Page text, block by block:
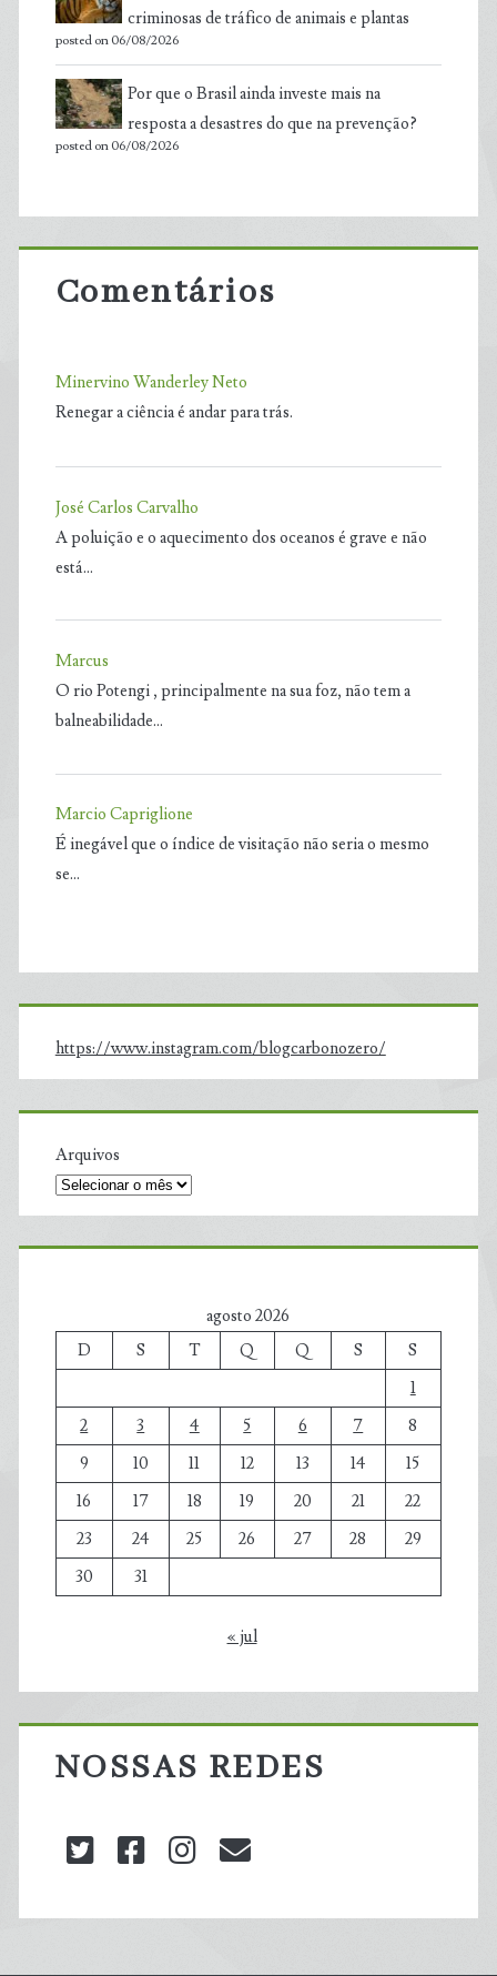
criminosas de tráfico de animais e plantas
posted on 06/08/2026
Por que o Brasil ainda investe mais na
resposta a desastres do que na prevenção?
posted on 06/08/2026
Comentários
Minervino Wanderley Neto
Renegar a ciência é andar para trás.
José Carlos Carvalho
A poluição e o aquecimento dos oceanos é grave e não
está…
Marcus
O rio Potengi , principalmente na sua foz, não tem a
balneabilidade…
Marcio Capriglione
É inegável que o índice de visitação não seria o mesmo
se…
https://www.instagram.com/blogcarbonozero/
Arquivos
agosto 2026
D
S T Q Q S
S
1
2
3 4 5 6 7
8
9
10 11 12 13 14
15
16
17 18 19 20 21
22
23
24 25 26 27 28
29
30
31
« jul
NOSSAS REDES
twitterfacebookinstagram